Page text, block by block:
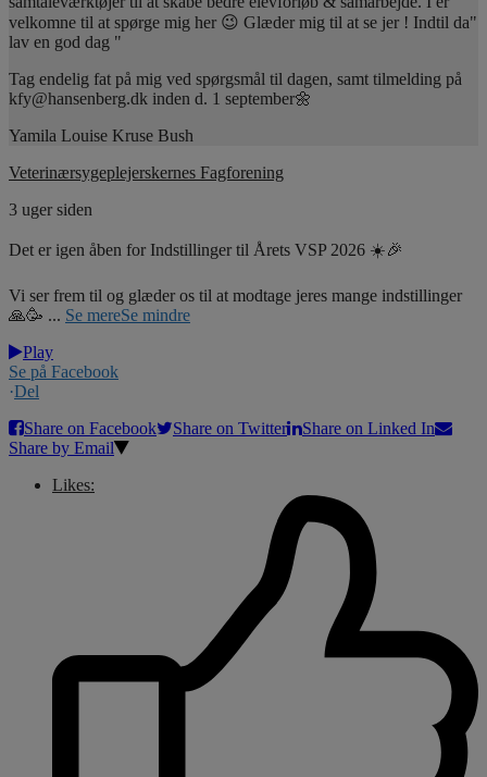
velkomne til at spørge mig her 😉 Glæder mig til at se jer ! Indtil da"
lav en god dag "
Tag endelig fat på mig ved spørgsmål til dagen, samt tilmelding på
kfy@hansenberg.dk inden d. 1 september🌼
Yamila Louise Kruse Bush
Veterinærsygeplejerskernes Fagforening
3 uger siden
Det er igen åben for Indstillinger til Årets VSP 2026 ☀️🎉
Vi ser frem til og glæder os til at modtage jeres mange indstillinger
🙏🥳 ... Se mereSe mindre
Play
Se på Facebook
·Del
Share on Facebook
Share on Twitter
Share on Linked In
Share by Email
Likes: